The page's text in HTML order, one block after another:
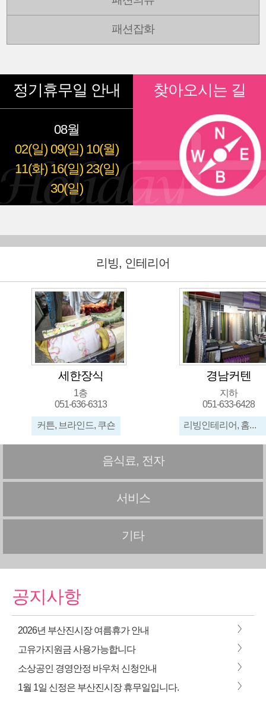
패션잡화
정기휴무일 안내
08월
02(일) 09(일) 10(월)
11(화) 16(일) 23(일)
30(일)
찾아오시는 길
리빙, 인테리어
세한장식
1층
051-636-6313
커튼, 브라인드, 쿠숀
경남커텐
지하
051-633-6428
리빙인테리어, 홈데코, 커튼, 블라인드, 우드, 롤스크린, 암실커텐, 망석
음식료, 전자
서비스
기타
공지사항
2026년 부산진시장 여름휴가 안내 >
고유가지원금 사용가능합니다 >
소상공인 경영안정 바우처 신청안내 >
1월 1일 신정은 부산진시장 휴무일입니다. >